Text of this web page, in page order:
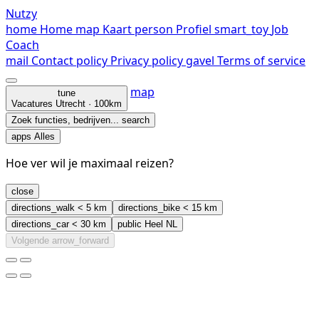
Nutzy
home Home map Kaart person Profiel smart_toy Job
Coach
mail Contact policy Privacy policygavel Terms of service
tune
Vacatures Utrecht · 100km
map
Zoek functies, bedrijven... search
apps Alles
Hoe ver wil je maximaal reizen?
close
directions_walk < 5 km directions_bike < 15 km
directions_car< 30 km public Heel NL
Volgende arrow_forward